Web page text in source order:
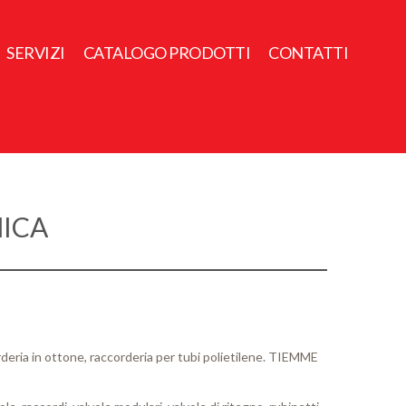
SERVIZI CATALOGO PRODOTTI CONTATTI
in ottone, raccorderia per tubi polietilene. TIEMME